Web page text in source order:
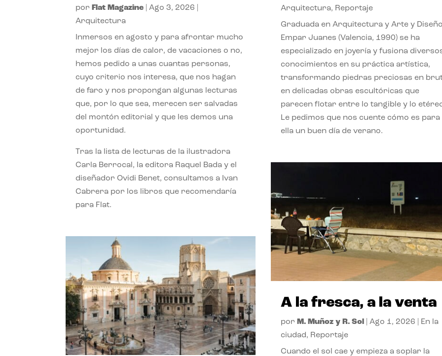
por Flat Magazine |Ago 3, 2026
Arquitectura
Inmersos en agosto y para afrontar mucho
mejor los días de calor, de vacaciones o no,
hemos pedido a unas cuantas personas,
cuyo criterio nos interesa, que nos hagan
de faro y nos propongan algunas lecturas
que, por lo que sea, merecen ser salvadas
del montón editorial y que les demos una
oportunidad.
Tras la lista de lecturas de la ilustradora
Carla Berrocal, la editora Raquel Bada y el
diseñador Ovidi Benet, consultamos a Ivan
Cabrera por los libros que recomendaría
para Flat.
Arquitectura, Reportaje
Graduada en Arquitectura y Arte y
Empar Juanes (Valencia, 1990) se ha
especializado en joyería y fusiona
conocimientos en su práctica artística,
transformando piedras preciosas en
en delicadas obras escultóricas que
parecen flotar entre lo tangible y lo
Le pedimos que nos cuente cómo es para
ella un buen día de verano.
A la fresca, a la venta
por M. Muñoz y R. Sol Ago 1, 2026
En la
ciudad, Reportaje
Cuando el sol cae y empieza a soplar la